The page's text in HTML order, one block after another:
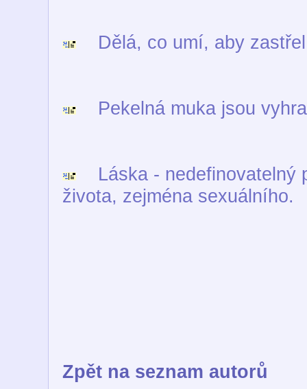
Dělá, co umí, aby
Pekelná muka jsou
Láska - nedefinovatelný
života, zejména sexuálního.
Zpět na seznam autorů